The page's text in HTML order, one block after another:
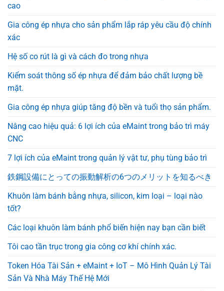
cao
Gia công ép nhựa cho sản phẩm lắp ráp yêu cầu độ chính
xác
Hệ số co rút là gì và cách đo trong nhựa
Kiểm soát thông số ép nhựa để đảm bảo chất lượng bề
mặt.
Gia công ép nhựa giúp tăng độ bền và tuổi thọ sản phẩm.
Nâng cao hiệu quả: 6 lợi ích của eMaint trong bảo trì máy
CNC
7 lợi ích của eMaint trong quản lý vật tư, phụ tùng bảo trì
鉄鋼設備にとっての振動解析の6つのメリットを知るべき
Khuôn làm bánh bằng nhựa, silicon, kim loại – loại nào
tốt?
Các loại khuôn làm bánh phổ biến hiện nay bạn cần biết
Tôi cao tần trục trong gia công cơ khí chính xác.
Token Hóa Tài Sản + eMaint + IoT – Mô Hình Quản Lý Tài
Sản Và Nhà Máy Thế Hệ Mới